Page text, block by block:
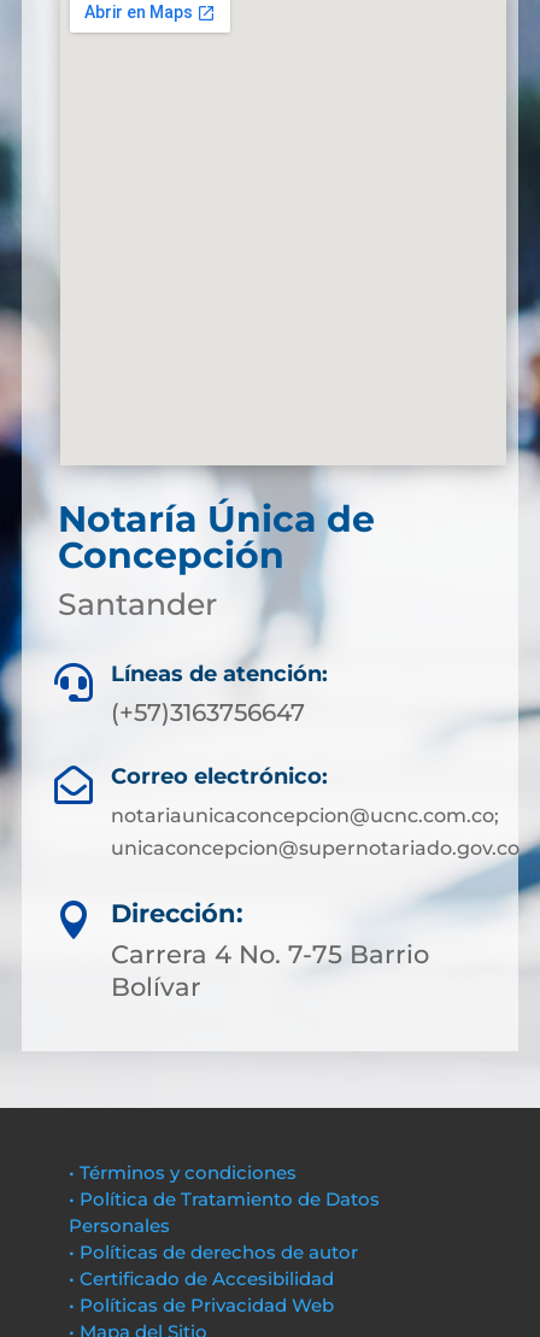
Notaría Única de
Concepción
Santander
 Líneas de atención:
(+57)3163756647
 Correo electrónico:
notariaunicaconcepcion@ucnc.com.co;
unicaconcepcion@supernotariado.gov.co

Dirección:
Carrera 4 No. 7-75 Barrio
Bolívar
• Términos y condiciones
• Política de Tratamiento de Datos
Personales
• Políticas de derechos de autor
• Certificado de Accesibilidad
• Políticas de Privacidad Web
• Mapa del Sitio